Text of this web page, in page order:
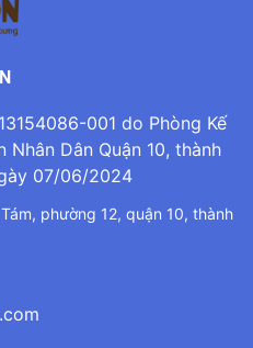
001 do Phòng Kế
Nhân Dân Quận 10, thành
07/06/2024
phường 12, quận 10, thành